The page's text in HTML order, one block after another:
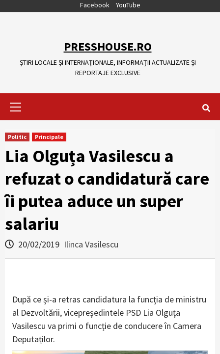
Facebook YouTube
PRESSHOUSE.RO
ȘTIRI LOCALE ȘI INTERNAȚIONALE, INFORMAȚII ACTUALIZATE ȘI
REPORTAJE EXCLUSIVE
Politic Principale
Lia Olguța Vasilescu a
refuzat o candidatură care
îi putea aduce un super
salariu
20/02/2019 Ilinca Vasilescu
După ce și-a retras candidatura la funcția de ministru
al Dezvoltării, vicepreședintele PSD Lia Olguța
Vasilescu va primi o funcție de conducere în Camera
Deputaților.